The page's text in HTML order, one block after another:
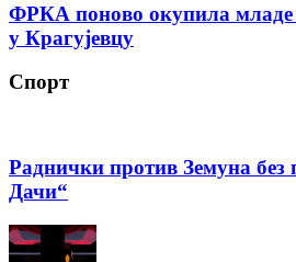
ФРКА поново окупила младе
у Крагујевцу
Спорт
Раднички против Земуна без
Дачи“